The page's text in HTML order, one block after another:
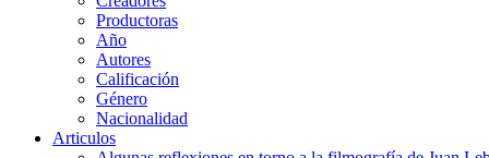
Productoras
Año
Autores
Calificación
Género
Nacionalidad
Articulos